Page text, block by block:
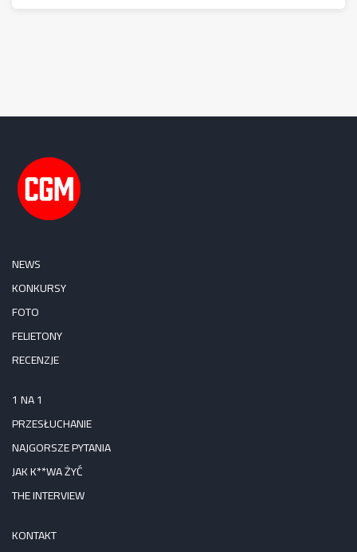
NEWS
KONKURSY
FOTO
FELIETONY
RECENZJE
1 NA 1
PRZESŁUCHANIE
NAJGORSZE PYTANIA
JAK K**WA ŻYĆ
THE INTERVIEW
KONTAKT